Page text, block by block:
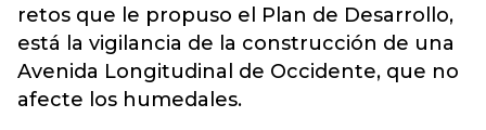
retos que le propuso el Plan de Desarrollo,
está la vigilancia de la construcción de una
Avenida Longitudinal de Occidente, que no
afecte los humedales.